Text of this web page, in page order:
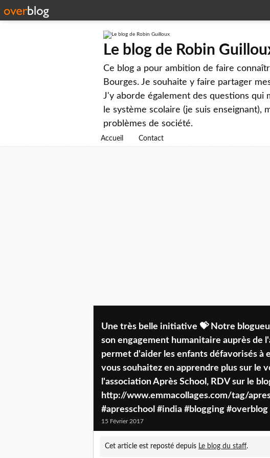
Le blog de Robin
Ce blog a pour ambition de faire
Bourges. Je souhaite y faire partager
J'y aborde également des questions
le système scolaire (je suis enseignant),
problèmes de société.
Accueil Contact
Une très belle initiative 💝 Notre
son engagement humanitaire auprès de
permet d'aider les enfants défavorisés à
vous souhaitez en apprendre plus sur le
l'association Après School, RDV sur le
http://www.emmacollages.com/tag/
#apresschool #india #blogging #overblog
15 Février 2017
Cet article est reposté depuis Le blog du staff.